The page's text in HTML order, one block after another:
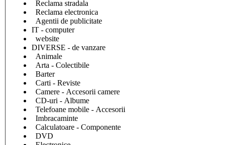
Reclama stradala
Reclama electronica
Agentii de publicitate
IT - computer
website
DIVERSE - de vanzare
Animale
Arta - Colectibile
Barter
Carti - Reviste
Camere - Accesorii camere
CD-uri - Albume
Telefoane mobile - Accesorii
Imbracaminte
Calculatoare - Componente
DVD